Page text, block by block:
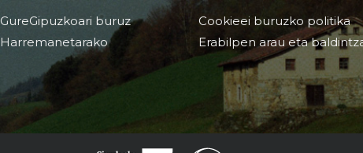
GureGipuzkoari buruz
Harremanetarako
Cookieei buruzko politika
Erabilpen arau eta